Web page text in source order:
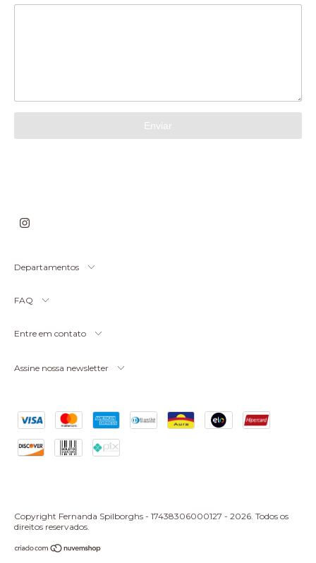
Enviar
Departamentos
FAQ
Entre em contato
Assine nossa newsletter
Copyright Fernanda Spilborghs - 17438306000127 - 2026. Todos os
direitos reservados.